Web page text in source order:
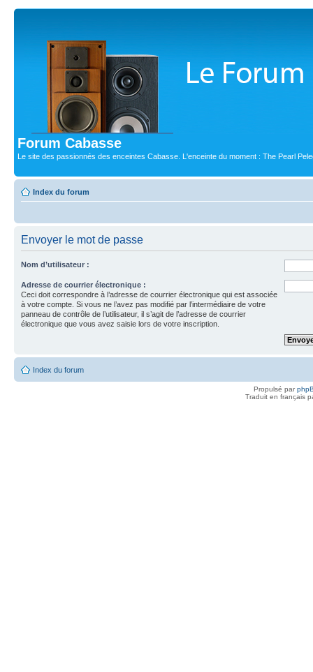
Forum Cabasse
Le site des passionnés des enceintes Cabasse. L'enceinte du moment : The Pearl
Index du forum
Envoyer le mot de passe
Nom d’utilisateur :
Adresse de courrier électronique :
Ceci doit correspondre à l’adresse de courrier électronique qui est associée
à votre compte. Si vous ne l’avez pas modifié par l’intermédiaire de votre
panneau de contrôle de l’utilisateur, il s’agit de l’adresse de courrier
électronique que vous avez saisie lors de votre inscription.
Index du forum
Propulsé par
Traduit en français